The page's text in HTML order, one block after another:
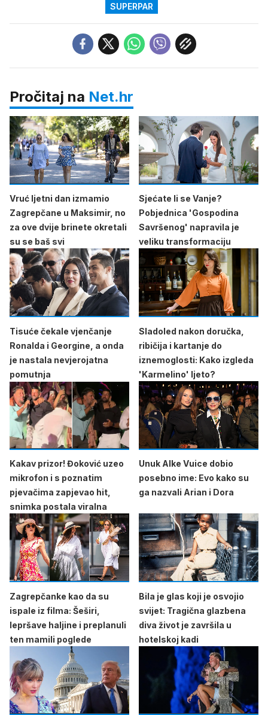
SUPERPAR
Pročitaj na Net.hr
Vruć ljetni dan izmamio
Zagrepčane u Maksimir, no
za ove dvije brinete okretali
su se baš svi
Sjećate li se Vanje?
Pobjednica 'Gospodina
Savršenog' napravila je
veliku transformaciju
Tisuće čekale vjenčanje
Ronalda i Georgine, a onda
je nastala nevjerojatna
pomutnja
Sladoled nakon doručka,
ribičija i kartanje do
iznemoglosti: Kako izgleda
'Karmelino' ljeto?
Kakav prizor! Đoković uzeo
mikrofon i s poznatim
pjevačima zapjevao hit,
snimka postala viralna
Unuk Alke Vuice dobio
posebno ime: Evo kako su
ga nazvali Arian i Dora
Zagrepčanke kao da su
ispale iz filma: Šeširi,
lepršave haljine i preplanuli
ten mamili poglede
Bila je glas koji je osvojio
svijet: Tragična glazbena
diva život je završila u
hotelskoj kadi